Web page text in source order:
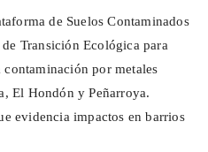
de Suelos Contaminados
Transición Ecológica para
contaminación por metales
, El Hondón y Peñarroya.
evidencia impactos en barrios